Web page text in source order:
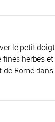
le petit
fines herbes
Rome